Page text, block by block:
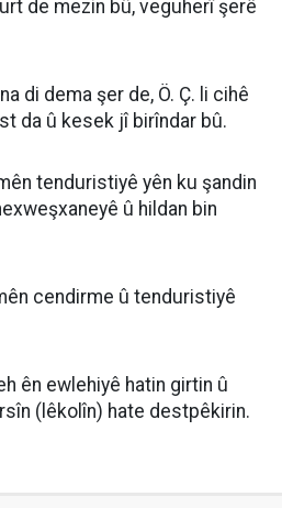
de mezin bû, veguherî şerê
di dema şer de, Ö. Ç. li cihê
da û kesek jî birîndar bû.
tenduristiyê yên ku şandin
û hildan bin
cendirme û tenduristiyê
ên ewlehiyê hatin girtin û
(lêkolîn) hate destpêkirin.